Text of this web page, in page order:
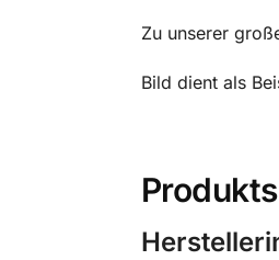
Zu unserer
Bild dient als